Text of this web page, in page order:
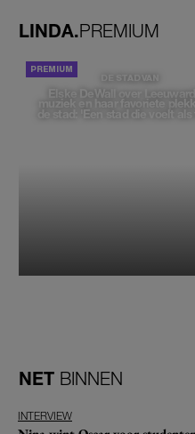
LINDA.PREMIUM
DE STAD VAN
Elske DeWall over
muziek en haar favoriete
de stad: 'Een stad die voelt als
NET BINNEN
INTERVIEW